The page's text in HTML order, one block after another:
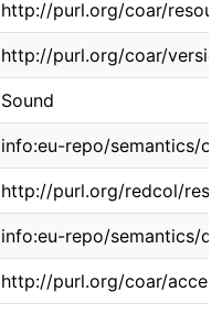
http://purl.org/coar/
http://purl.org/coar/
Sound
info:eu-repo/semantics/
http://purl.org/redcol/
info:eu-repo/semantics/
http://purl.org/coar/